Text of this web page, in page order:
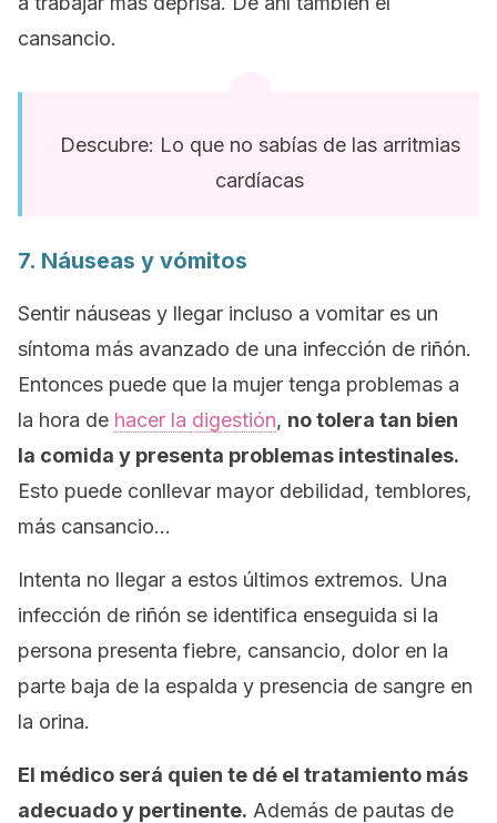
cansancio.
Descubre: Lo que no sabías de las arritmias
cardíacas
7. Náuseas y vómitos
Sentir náuseas y llegar incluso a vomitar es un
síntoma más avanzado de una infección de riñón.
Entonces puede que la mujer tenga problemas a
la hora de hacer la digestión, no tolera tan bien
la comida y presenta problemas intestinales.
Esto puede conllevar mayor debilidad, temblores,
más cansancio…
Intenta no llegar a estos últimos extremos. Una
infección de riñón se identifica enseguida si la
persona presenta fiebre, cansancio, dolor en la
parte baja de la espalda y presencia de sangre en
la orina.
El médico será quien te dé el tratamiento más
adecuado y pertinente. Además de pautas de